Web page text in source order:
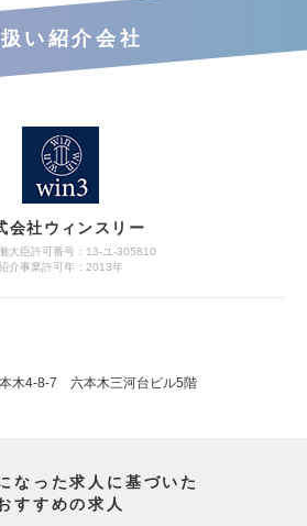
い紹介会社
会社ウィンスリー
大臣許可番号：13-ユ-305810
介事業許可年：2013年
木4-8-7 六本木三河台ビル5階
なった求人に基づいた
すすめの求人